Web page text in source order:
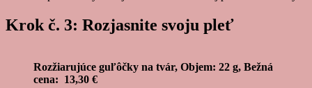
Krok č. 3: Rozjasnite svoju pleť
Rozžiarujúce guľôčky na tvár, Objem: 22 g, Bežná
cena: 13,30 €